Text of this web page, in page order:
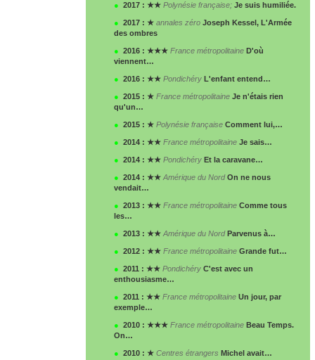
● 2017 : ★★ Polynésie française; Je suis humiliée.
● 2017 : ★ annales zéro Joseph Kessel, L'Armée
des ombres
● 2016 : ★★★ France métropolitaine D'où
viennent…
● 2016 : ★★ Pondichéry L'enfant entend…
● 2015 : ★ France métropolitaine Je n'étais rien
qu'un…
● 2015 : ★ Polynésie française Comment lui,…
● 2014 : ★★ France métropolitaine Je sais…
● 2014 : ★★ Pondichéry Et la caravane…
● 2014 : ★★ Amérique du NordOn ne nous
vendait…
● 2013 : ★★ France métropolitaine Comme tous
les…
● 2013 : ★★ Amérique du NordParvenus à…
● 2012 : ★★ France métropolitaine Grande fut…
● 2011 : ★★ Pondichéry C'est avec un
enthousiasme…
● 2011 : ★★ France métropolitaine Un jour, par
exemple…
● 2010 : ★★★ France métropolitaine Beau Temps.
On…
● 2010 : ★ Centres étrangers Michel avait…